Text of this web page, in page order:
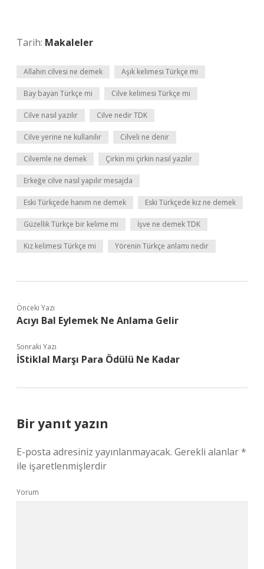
Tarih: Makaleler
Allahın cilvesi ne demek Aşık kelimesi Türkçe mi
Bay bayan Türkçe mi Cilve kelimesi Türkçe mi
Cilve nasıl yazılır Cilve nedir TDK
Cilve yerine ne kullanılır Cilveli ne denir
Cilvemle ne demek Çirkin mi çirkin nasıl yazılır
Erkeğe cilve nasıl yapılır mesajda
Eski Türkçede hanım ne demek Eski Türkçede kız ne demek
Güzellik Türkçe bir kelime mi İşve ne demek TDK
Kız kelimesi Türkçe mi Yörenin Türkçe anlamı nedir
Önceki Yazı
Acıyı Bal Eylemek Ne Anlama Gelir
Sonraki Yazı
İStiklal Marşı Para Ödülü Ne Kadar
Bir yanıt yazın
E-posta adresiniz yayınlanmayacak. Gerekli alanlar*
ile işaretlenmişlerdir
Yorum